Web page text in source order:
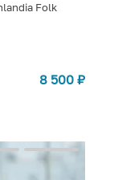
Folk
8 500 ₽